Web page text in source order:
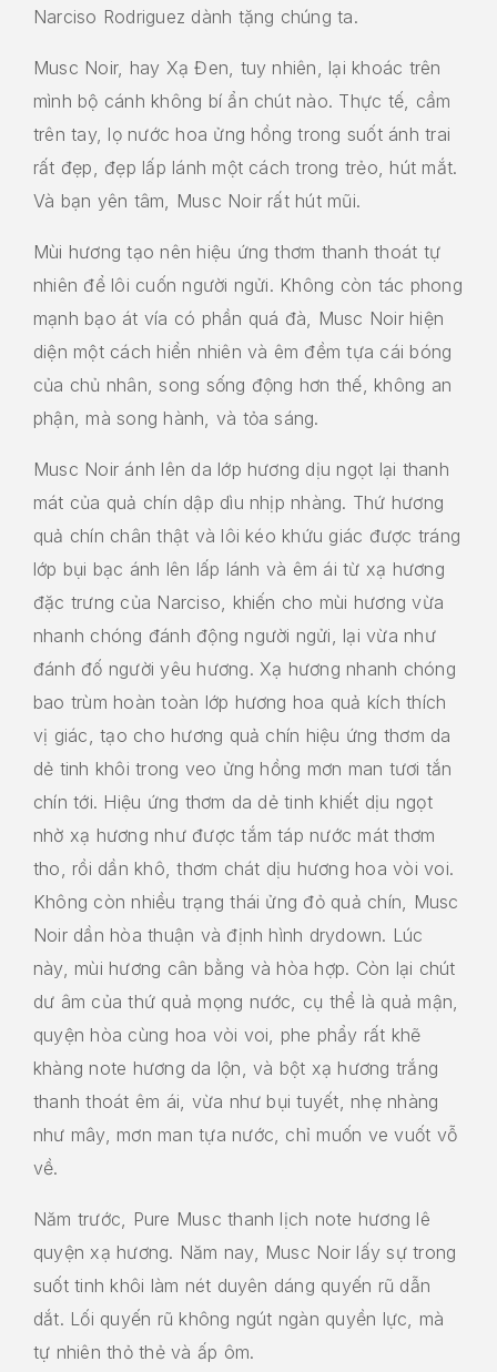
Narciso Rodriguez dành tặng chúng ta.
Musc Noir, hay Xạ Đen, tuy nhiên, lại khoác trên
mình bộ cánh không bí ẩn chút nào. Thực tế, cầm
trên tay, lọ nước hoa ửng hồng trong suốt ánh trai
rất đẹp, đẹp lấp lánh một cách trong trẻo, hút mắt.
Và bạn yên tâm, Musc Noir rất hút mũi.
Mùi hương tạo nên hiệu ứng thơm thanh thoát tự
nhiên để lôi cuốn người ngửi. Không còn tác phong
mạnh bạo át vía có phần quá đà, Musc Noir hiện
diện một cách hiển nhiên và êm đềm tựa cái bóng
của chủ nhân, song sống động hơn thế, không an
phận, mà song hành, và tỏa sáng.
Musc Noir ánh lên da lớp hương dịu ngọt lại thanh
mát của quả chín dập dìu nhịp nhàng. Thứ hương
quả chín chân thật và lôi kéo khứu giác được tráng
lớp bụi bạc ánh lên lấp lánh và êm ái từ xạ hương
đặc trưng của Narciso, khiến cho mùi hương vừa
nhanh chóng đánh động người ngửi, lại vừa như
đánh đố người yêu hương. Xạ hương nhanh chóng
bao trùm hoàn toàn lớp hương hoa quả kích thích
vị giác, tạo cho hương quả chín hiệu ứng thơm da
dẻ tinh khôi trong veo ửng hồng mơn man tươi tắn
chín tới. Hiệu ứng thơm da dẻ tinh khiết dịu ngọt
nhờ xạ hương như được tắm táp nước mát thơm
tho, rồi dần khô, thơm chát dịu hương hoa vòi voi.
Không còn nhiều trạng thái ửng đỏ quả chín, Musc
Noir dần hòa thuận và định hình drydown. Lúc
này, mùi hương cân bằng và hòa hợp. Còn lại chút
dư âm của thứ quả mọng nước, cụ thể là quả mận,
quyện hòa cùng hoa vòi voi, phe phẩy rất khẽ
khàng note hương da lộn, và bột xạ hương trắng
thanh thoát êm ái, vừa như bụi tuyết, nhẹ nhàng
như mây, mơn man tựa nước, chỉ muốn ve vuốt vỗ
về.
Năm trước, Pure Musc thanh lịch note hương lê
quyện xạ hương. Năm nay, Musc Noir lấy sự trong
suốt tinh khôi làm nét duyên dáng quyến rũ dẫn
dắt. Lối quyến rũ không ngút ngàn quyền lực, mà
tự nhiên thỏ thẻ và ấp ôm.